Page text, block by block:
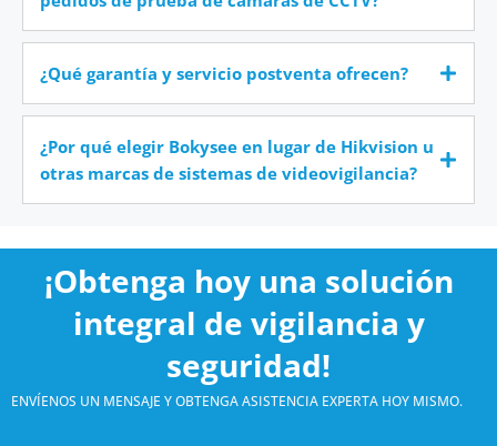
¿Qué garantía y servicio postventa ofrecen?
¿Por qué elegir Bokysee en lugar de Hikvision u
otras marcas de sistemas de videovigilancia?
¡Obtenga hoy una solución
integral de vigilancia y
seguridad!
ENVÍENOS UN MENSAJE Y OBTENGA ASISTENCIA EXPERTA HOY MISMO.